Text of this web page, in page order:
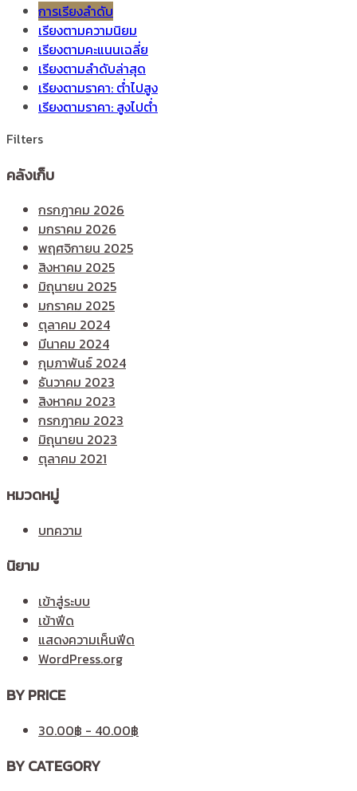
การเรียงลำดับ
เรียงตามความนิยม
เรียงตามคะแนนเฉลี่ย
เรียงตามลำดับล่าสุด
เรียงตามราคา: ต่ำไปสูง
เรียงตามราคา: สูงไปต่ำ
Filters
คลังเก็บ
กรกฎาคม 2026
มกราคม 2026
พฤศจิกายน 2025
สิงหาคม 2025
มิถุนายน 2025
มกราคม 2025
ตุลาคม 2024
มีนาคม 2024
กุมภาพันธ์ 2024
ธันวาคม 2023
สิงหาคม 2023
กรกฎาคม 2023
มิถุนายน 2023
ตุลาคม 2021
หมวดหมู่
บทความ
นิยาม
เข้าสู่ระบบ
เข้าฟีด
แสดงความเห็นฟีด
WordPress.org
BY PRICE
30.00฿ - 40.00฿
BY CATEGORY